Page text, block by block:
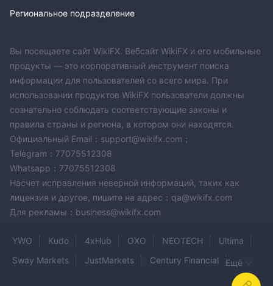
Региональное подразделение
Вы посещаете сайт WikiFX. Вебсайт WikiFX и его мобильные
продукты — это корпоративный инструмент поиска
информации для пользователей со всего мира. При
использовании продуктов WikiFX пользователи должны
сознательно соблюдать соответствующие законы и
правила страны и региона, в котором они находятся.
Официальный Email：support@wikifx.com；
Telegram：77075512308
Whatsapp：77075512308
Насчет исправления неверной информаций, таких как
лицензия и другое, пишите на адрес：qa@wikifx.com
Для рекламы：business@wikifx.com
YWO Kudo 4xHub OXO NEOTECH
Ultima
Sway Markets
JustMarkets
Century Financial
Ещё